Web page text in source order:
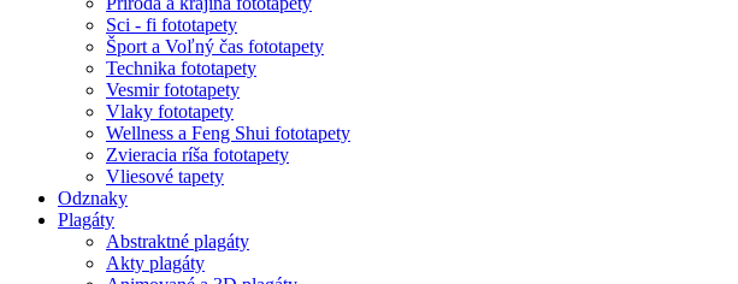
Sci - fi fototapety
Šport a Voľný čas fototapety
Technika fototapety
Vesmir fototapety
Vlaky fototapety
Wellness a Feng Shui fototapety
Zvieracia ríša fototapety
Vliesové tapety
Odznaky
Plagáty
Abstraktné plagáty
Akty plagáty